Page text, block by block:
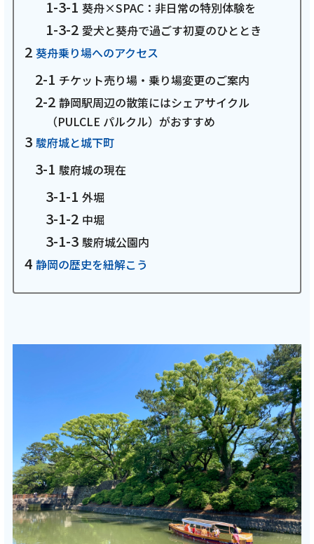
対応エリア よくあるご質問
お電話でのお問い合わせ
受付時間：9:30〜18:00 年中無休
パンフレット・チラシ
会社案内
お知らせ
サイトマップ
葵舟×SPAC：非日常の特別体験を
愛犬と葵舟で過ごす初夏のひととき
葵舟乗り場へのアクセス
チケット売り場・乗り場変更のご案内
静岡駅周辺の散策にはシェアサイクル
（PULCLE パルクル）がおすすめ
駿府城と城下町
駿府城の現在
外堀
中堀
駿府城公園内
静岡の歴史を紐解こう